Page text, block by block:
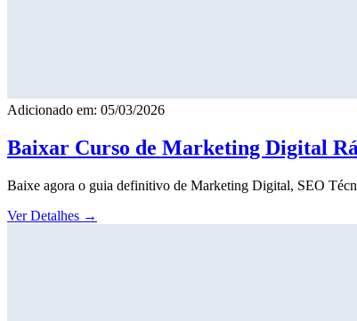
Adicionado em: 05/03/2026
Baixar Curso de Marketing Digital
Baixe agora o guia definitivo de Marketing Digital, SEO
Ver Detalhes →